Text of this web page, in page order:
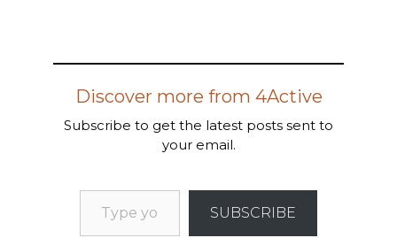
Discover more from 4Active
Subscribe to get the latest posts sent to
your email.
SUBSCRIBE